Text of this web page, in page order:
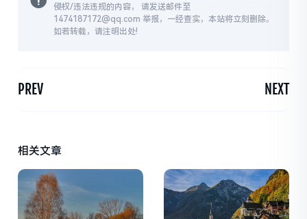
侵权/违法违规的内容， 请发送邮件至
1474187172@qq.com 举报，一经查实，本站将立刻删除。
如若转载，请注明出处!
PREV NEXT
相关文章